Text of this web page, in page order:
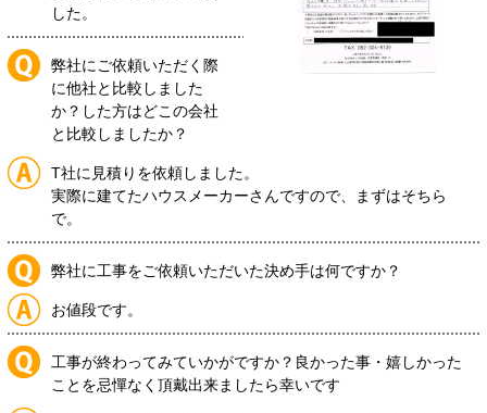
した。
弊社にご依頼いただく際
に他社と比較しました
か？した方はどこの会社
と比較しましたか？
T社に見積りを依頼しました。
実際に建てたハウスメーカーさんですので、まずはそちら
で。
弊社に工事をご依頼いただいた決め手は何ですか？
お値段です。
工事が終わってみていかがですか？良かった事・嬉しかった
ことを忌憚なく頂戴出来ましたら幸いです